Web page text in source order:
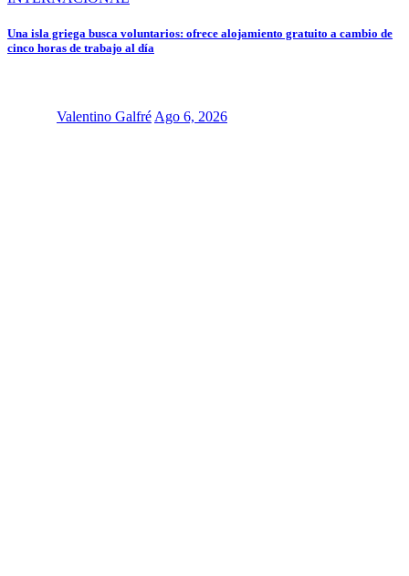
Una isla griega busca voluntarios: ofrece alojamiento gratuito a cambio de
cinco horas de trabajo al día
Valentino Galfré Ago 6, 2026